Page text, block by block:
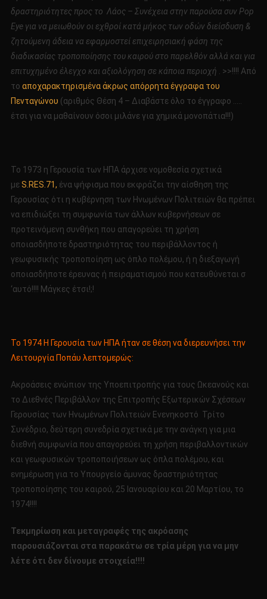
δραστηριότητες προς το Λάος – Συνέχεια στην παρούσα συν Pop
Eye για να μειωθούν οι εχθροί κατά μήκος των οδών διείσδυση &
ζητούμενη άδεια να εφαρμοστεί επιχειρησιακή φάση της
διαδικασίας τροποποίησης του καιρού στο παρελθόν αλλά και για
επιτυχημένο έλεγχο και αξιολόγηση σε κάποια περιοχή . >>!!!! Από
το αποχαρακτηρισμένα άκρως απόρρητα έγγραφα του
Πενταγώνου (αριθμός Θέση 4 – Διαβάστε όλο το έγγραφο …..
έτσι για να μαθαίνουν όσοι μιλάνε για χημικά μονοπάτια!!!)
Το 1973 η Γερουσία των ΗΠΑ άρχισε νομοθεσία σχετικά
μεS.RES.71, ένα ψήφισμα που εκφράζει την αίσθηση της
Γερουσίας ότι η κυβέρνηση των Ηνωμένων Πολιτειών θα πρέπει
να επιδιώξει τη συμφωνία των άλλων κυβερνήσεων σε
προτεινόμενη συνθήκη που απαγορεύει τη χρήση
οποιασδήποτε δραστηριότητας του περιβάλλοντος ή
γεωφυσικής τροποποίηση ως όπλο πολέμου, ή η διεξαγωγή
οποιασδήποτε έρευνας ή πειραματισμού που κατευθύνεται σ
‘αυτό!!!! Μάγκες έτσι!;!
Το 1974 Η Γερουσία των ΗΠΑ ήταν σε θέση να διερευνήσει την
Λειτουργία Ποπάυ λεπτομερώς:
Ακροάσεις ενώπιον της Υποεπιτροπής για τους Ωκεανούς και
το Διεθνές Περιβάλλον της Επιτροπής Εξωτερικών Σχέσεων
Γερουσίας των Ηνωμένων Πολιτειών Ενενηκοστό Τρίτο
Συνέδριο, δεύτερη συνεδρία σχετικά με την ανάγκη για μια
διεθνή συμφωνία που απαγορεύει τη χρήση περιβαλλοντικών
και γεωφυσικών τροποποιήσεων ως όπλα πολέμου, και
ενημέρωση για το Υπουργείο άμυνας δραστηριότητας
τροποποίησης του καιρού, 25 Ιανουαρίου και 20 Μαρτίου, το
1974!!!!
Τεκμηρίωση και μεταγραφές της ακρόασης
παρουσιάζονται στα παρακάτω σε τρία μέρη για να μην
λέτε ότι δεν δίνουμε στοιχεία!!!!